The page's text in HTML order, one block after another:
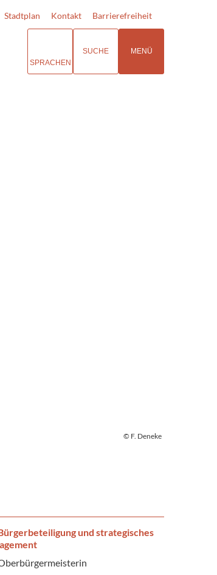
Stadtplan Kontakt Barrierefreiheit
SPRACHEN
SUCHE MENÜ
© F. Deneke
und strategisches